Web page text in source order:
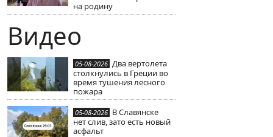
на родину
Видео
05-08-2026 Два вертолета
столкнулись в Греции во
время тушения лесного
пожара
05-08-2026 В Славянске
нет слив, зато есть новый
асфальт